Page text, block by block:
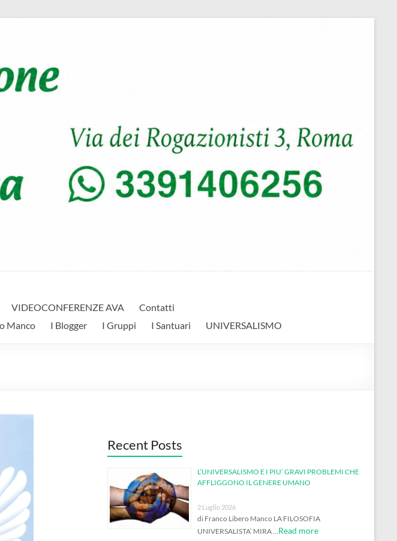
VIDEOCONFERENZE AVA
Contatti
Manco
I Blogger I Gruppi I Santuari UNIVERSALISMO
Recent Posts
L’UNIVERSALISMO E I PIU’ GRAVI PROBLEMI CHE
AFFLIGGONO IL GENERE UMANO
2 Luglio 2026
di Franco Libero Manco LA FILOSOFIA
UNIVERSALISTA’ MIRA … Read more